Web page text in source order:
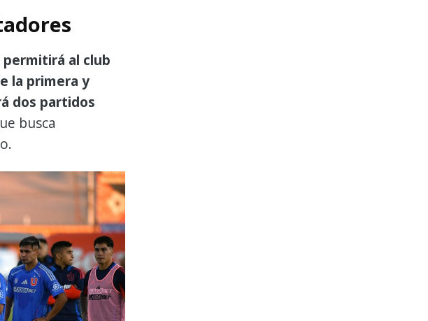
permitirá al club
la primera y
dos partidos
busca